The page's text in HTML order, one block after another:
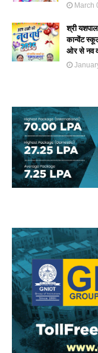
March
श्री
कान्वेंट
ओर से नव